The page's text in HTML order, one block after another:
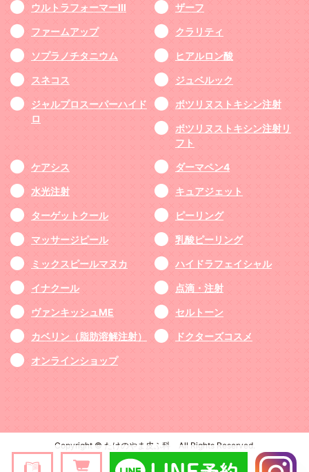
ウルトラフォーマーIII ザーフ
ファームアップ クラリティ
ソプラノチタニウム ヒアルロン酸
スネコス ジュベルック
ジャルプロスーパーハイド
ロ
ボツリヌストキシン注射
ボツリヌストキシン注射リ
フト
ケアシス ダーマペン4
水光注射 キュアジェット
ターゲットクール ピーリング
マッサージピール 乳酸ピーリング
ミックスピールマヌカ ハイドラフェイシャル
イナクール 点滴・注射
ヴァンキッシュME セルトーン
カベリン（脂肪溶解注射） ドクターズコスメ
オンラインショップ
Copyright © たけのやま皮ふ科 All Rights Reserved.